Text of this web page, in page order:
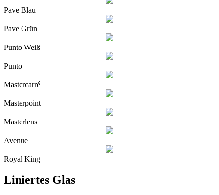
Pave Blau
Pave Grün
Punto Weiß
Punto
Mastercarré
Masterpoint
Masterlens
Avenue
Royal King
Liniertes Glas